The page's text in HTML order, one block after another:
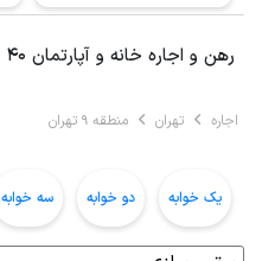
رهن و اجاره خانه و آپارتمان 40 متری در منطقه 9 تهران
اجاره تهران منطقه 9 تهران
یک خوابه دو خوابه سه خوابه